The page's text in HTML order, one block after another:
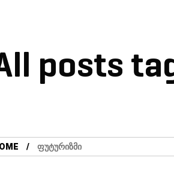
posts
ᲤᲣᲢᲣᲠᲘᲖᲛᲘ